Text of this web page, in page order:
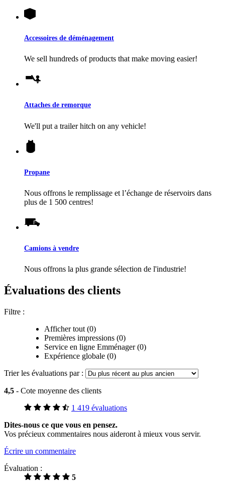
Accessoires de déménagement
We sell hundreds of products that make moving easier!
Attaches de remorque
We'll put a trailer hitch on any vehicle!
Propane
Nous offrons le remplissage et l’échange de réservoirs dans
plus de 1 500 centres!
Camions à vendre
Nous offrons la plus grande sélection de l'industrie!
Évaluations des clients
Filtre :
Afficher tout (0)
Premières impressions (0)
Service en ligne Emménager (0)
Expérience globale (0)
Trier les évaluations par :
4,5 - Cote moyenne des clients
1 419 évaluations
Dites-nous ce que vous en pensez.
Vos précieux commentaires nous aideront à mieux vous servir.
Écrire un commentaire
Évaluation :
5